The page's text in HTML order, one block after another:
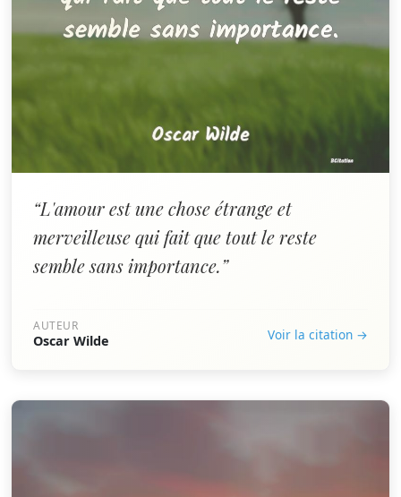
“L'amour est une chose étrange et
merveilleuse qui fait que tout le reste
semble sans importance.”
AUTEUR
Oscar Wilde Voir la citation →